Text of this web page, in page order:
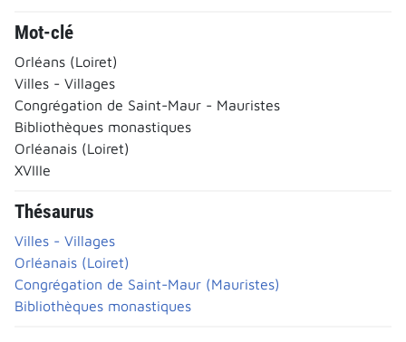
Mot-clé
Orléans (Loiret)
Villes - Villages
Congrégation de Saint-Maur - Mauristes
Bibliothèques monastiques
Orléanais (Loiret)
XVIIIe
Thésaurus
Villes - Villages
Orléanais (Loiret)
Congrégation de Saint-Maur (Mauristes)
Bibliothèques monastiques